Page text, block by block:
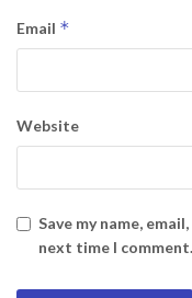
Email *
Website
Save my name,
next time I comment.